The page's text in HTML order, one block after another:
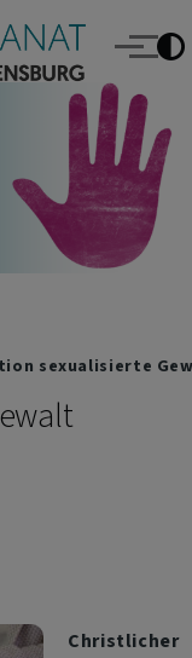
Menü
sexualisierte
Christlicher